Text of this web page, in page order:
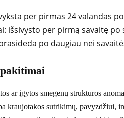
per pirmas 24 valandas
išsivysto per pirmą savaitę po
po daugiau nei
ar įgytos smegenų struktūros
kraujotakos sutrikimų, pavyzdžiui,